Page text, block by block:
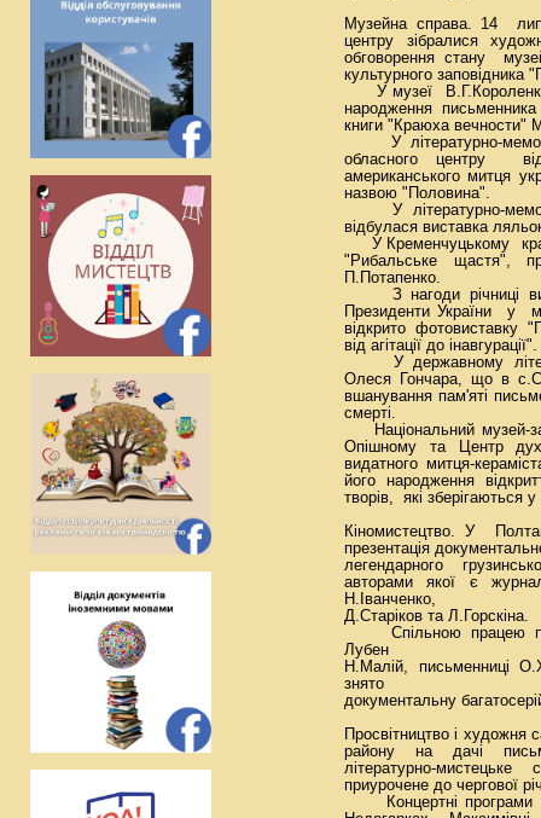
Музейна справа. 14
центру зібралися
обговорення стану
культурного заповідника
У музеї В.Г.Короленка
народження
книги "Краюха вечности"
У літературно-
обласного центру
американського митця
назвою "Половина".
У літературно-
відбулася виставка
У Кременчуцькому
"Рибальське щастя",
П.Потапенко.
З нагоди річниці
Президенти України у
відкрито фотовиставку
від агітації до інавгурації".
У державному
Олеся Гончара, що в
вшанування пам'яті
смерті.
Національний музей-
Опішному та Центр
видатного митця-
його народження
творів, які зберігаються
Кіномистецтво. У
презентація
легендарного
авторами якої є
Н.Іванченко,
Д.Старіков та Л.Горскіна.
Спільною працею
Лубен
Н.Малій, письменниці
знято
документальну
Просвітництво і
району на дачі
літературно-
приурочене до чергової
Концертні програми